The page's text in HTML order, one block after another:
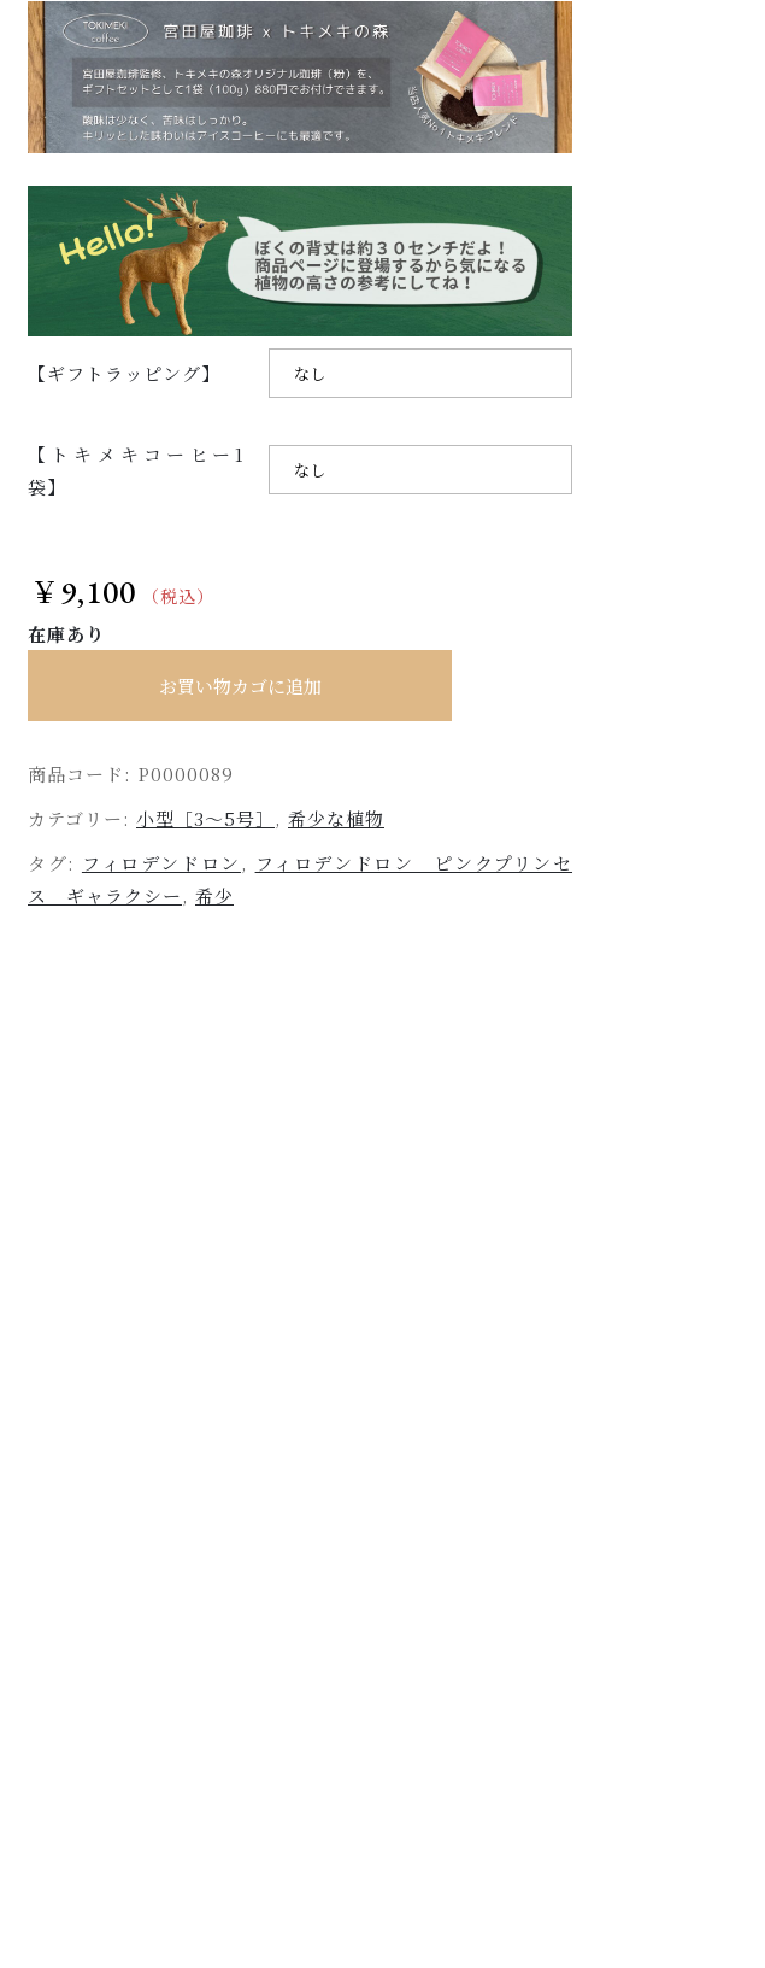
SHOPPING GUIDE
ショッピングガイド
PRIVACY
プライバシーポリシー
お問い合わせ
【ギフトラッピング】
【トキメキコーヒー1
袋】
￥9,100 （税込）
在庫あり
お買い物カゴに追加
商品コード: P0000089
カテゴリー: 小型［3～5号］ , 希少な植物
タグ: フィロデンドロン , フィロデンドロン ピンクプリンセ
ス ギャラクシー, 希少